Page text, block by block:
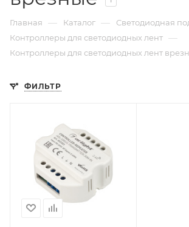
Главная — Каталог — Светодиодная
Контроллеры для светодиодных лент —
Контроллеры для светодиодных лент
ФИЛЬТР